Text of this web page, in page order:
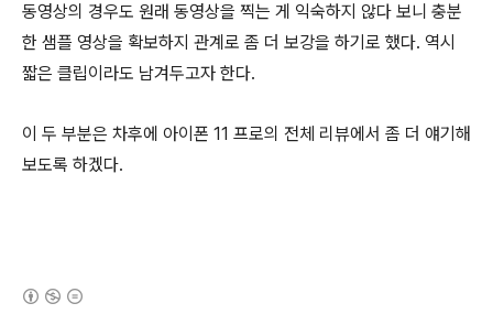
동영상의 경우도 원래 동영상을 찍는 게 익숙하지 않다 보니 충분
한 샘플 영상을 확보하지 관계로 좀 더 보강을 하기로 했다. 역시
짧은 클립이라도 남겨두고자 한다.
이 두 부분은 차후에 아이폰 11 프로의 전체 리뷰에서 좀 더 얘기해
보도록 하겠다.